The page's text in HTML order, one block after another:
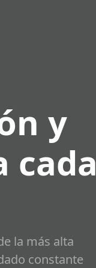
y
cada
la más alta
constante